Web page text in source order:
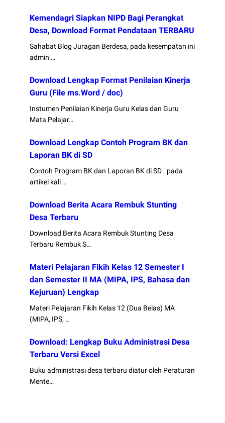
Kemendagri Siapkan NIPD Bagi Perangkat
Desa, Download Format Pendataan TERBARU
Sahabat Blog Juragan Berdesa, pada kesempatan ini
admin …
Download Lengkap Format Penilaian Kinerja
Guru (File ms.Word / doc)
Instumen Penilaian Kinerja Guru Kelas dan Guru
Mata Pelajar…
Download Lengkap Contoh Program BK dan
Laporan BK di SD
Contoh Program BK dan Laporan BK di SD . pada
artikel kali …
Download Berita Acara Rembuk Stunting
Desa Terbaru
Download Berita Acara Rembuk Stunting Desa
Terbaru Rembuk S…
Materi Pelajaran Fikih Kelas 12 Semester I
dan Semester II MA (MIPA, IPS, Bahasa dan
Kejuruan) Lengkap
Materi Pelajaran Fikih Kelas 12 (Dua Belas) MA
(MIPA, IPS, …
Download: Lengkap Buku Administrasi Desa
Terbaru Versi Excel
Buku administrasi desa terbaru diatur oleh Peraturan
Mente…